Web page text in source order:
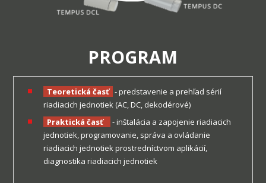
PROGRAM
Teoretická časť - predstavenie a prehľad sérií
riadiacich jednotiek (AC, DC, dekodérové)
Praktická časť
-inštalácia a zapojenie riadiacich
jednotiek, programovanie, správa a ovládanie
riadiacich jednotiek prostredníctvom aplikácií,
diagnostika riadiacich jednotiek